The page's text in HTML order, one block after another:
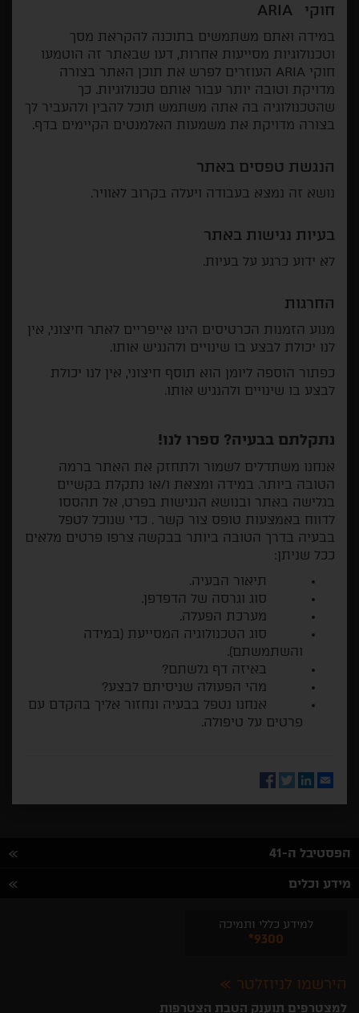
חוקי ARIA
במידה ואתם משתמשים בתוכנה להקראת מסך
וטכנולוגיות מסייעות אחרות, דעו שבאתר זה הוטמעו
חוקי ARIA העוזרים לפרש את תוכן האתר בצורה
מדויקת וטובה יותר עבור אותם טכנולוגיות. כך
שהטכנולוגיה בה אתה משתמש תוכל להבין ולהעביר לך
בצורה מדויקת את משמעות האלמנטים הקיימים בדף.
הנגשת טפסים באתר
נושא זה נמצא בעבודה ויעלה בקרוב לאוויר.
בעיות נגישות באתר
לא ידוע כרגע על בעיות.
החרגות
מנוע הזמנות הכרטיסים הינו אייפריים לאתר חיצוני, אין
לנו יכולת לבצע בו שינויים ולהנגיש אותו.
כפתור הוספה ליומן הוא תוסף חיצוני, אין לנו יכולת
לבצע בו שינויים ולהנגיש אותו.
נתקלתם בבעיה? ספרו לנו!
אנחנו משתדלים לשמור ולתחזק את האתר ברמה
הטובה ביותר. במידה ומצאת ו/או נתקלת בקשיים
בגלישה באתר ובנושא הנגישות בפרט, אל תהססו
לדווח באמצעות טופס צור קשר . כדי שנוכל לטפל
בבעיה בדרך הטובה ביותר בבקשה צרפו פרטים מלאים
ככל שניתן:
תיאור הבעיה.
סוג וגרסה של הדפדפן.
מערכת הפעלה.
סוג הטכנולוגיה המסייעת (במידה
והשתמשתם).
באיזה דף גלשתם?
מהי הפעולה שניסיתם לבצע?
אנחנו נטפל בבעיה ונחזור אליך בהקדם עם
פרטים על טיפולה.
Email
LinkedIn
Twitter
Facebook
הפסטיבל ה-41
מידע וכלים
למידע כללי ותמיכה
*9300
הירשמו לניוזלטר
למצטרפים תוענק הטבת הצטרפות